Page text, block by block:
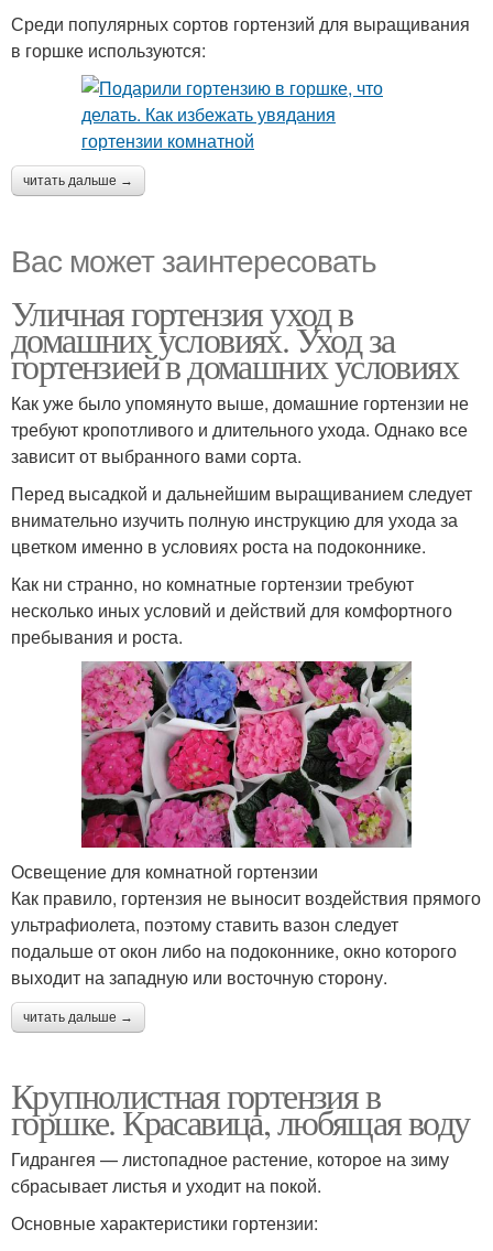
Среди популярных сортов гортензий для выращивания
в горшке используются:
читать дальше →
Вас может заинтересовать
Уличная гортензия уход в
домашних условиях. Уход за
гортензией в домашних условиях
Как уже было упомянуто выше, домашние гортензии не
требуют кропотливого и длительного ухода. Однако все
зависит от выбранного вами сорта.
Перед высадкой и дальнейшим выращиванием следует
внимательно изучить полную инструкцию для ухода за
цветком именно в условиях роста на подоконнике.
Как ни странно, но комнатные гортензии требуют
несколько иных условий и действий для комфортного
пребывания и роста.
Освещение для комнатной гортензии
Как правило, гортензия не выносит воздействия прямого
ультрафиолета, поэтому ставить вазон следует
подальше от окон либо на подоконнике, окно которого
выходит на западную или восточную сторону.
читать дальше →
Крупнолистная гортензия в
горшке. Красавица, любящая воду
Гидрангея — листопадное растение, которое на зиму
сбрасывает листья и уходит на покой.
Основные характеристики гортензии: